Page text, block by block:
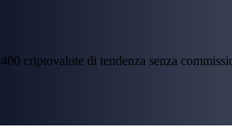
criptovalute di tendenza senza